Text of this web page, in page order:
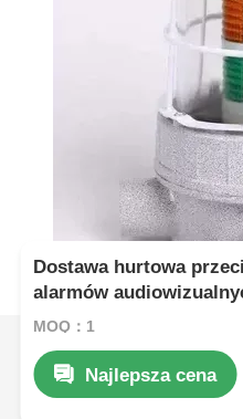
Dostawa hurtowa
alarmów
przemysłowych
MOQ：1
Najlepsza cena